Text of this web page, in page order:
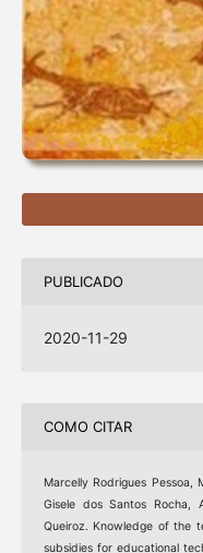
PUBLICADO
2020-11-29
COMO CITAR
Marcelly Rodrigues Pessoa,
Gisele dos Santos Rocha,
Queiroz. Knowledge of the
subsidies for educational